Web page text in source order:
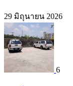
29 มิถุนายน 2026
6